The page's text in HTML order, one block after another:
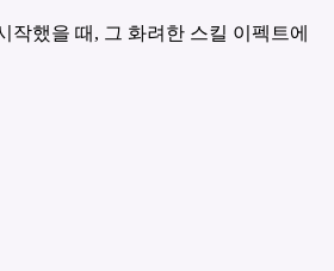
했을 때, 그 화려한 스킬 이펙트에